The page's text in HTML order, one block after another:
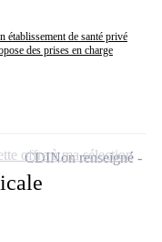
établissement de santé privé
des prises en charge
CDINon renseigné
offre à ma sélection